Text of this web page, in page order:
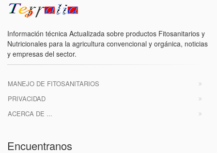
Información técnica Actualizada sobre productos Fitosanitarios y
Nutricionales para la agricultura convencional y orgánica, noticias
y empresas del sector.
MANEJO DE FITOSANITARIOS
PRIVACIDAD
ACERCA DE ...
Encuentranos